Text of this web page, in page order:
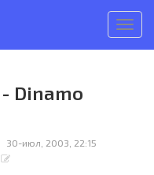
меню
Dinamo
30-июл, 2003, 22:15